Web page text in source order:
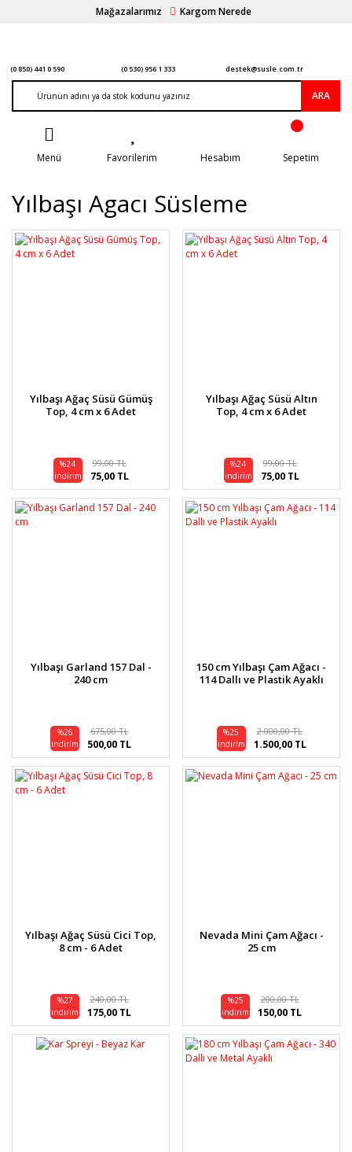
Mağazalarımız Kargom Nerede
(0 850) 441 0 590 (0 530) 956 1 333 destek@susle.com.tr
ARA
Menü Favorilerim Hesabım Sepetim
Yılbaşı Agacı Süsleme
Yılbaşı Ağaç Süsü Gümüş
Top, 4 cm x 6 Adet
%24
indirim
99,00 TL
75,00 TL
Yılbaşı Ağaç Süsü Altın
Top, 4 cm x 6 Adet
%24
indirim
99,00 TL
75,00 TL
Yılbaşı Garland 157 Dal -
240 cm
%26
indirim
675,00 TL
500,00 TL
150 cm Yılbaşı Çam Ağacı -
114 Dallı ve Plastik Ayaklı
%25
indirim
2.000,00 TL
1.500,00 TL
Yılbaşı Ağaç Süsü Cici Top,
8 cm - 6 Adet
%27
indirim
240,00 TL
175,00 TL
Nevada Mini Çam Ağacı -
25 cm
%25
indirim
200,00 TL
150,00 TL